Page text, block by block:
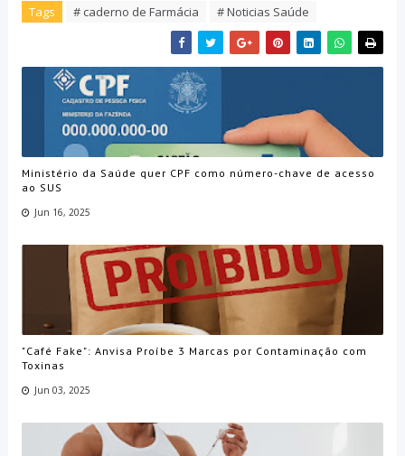
Tags # caderno de Farmácia # Noticias Saúde
Ministério da Saúde quer CPF como número-chave de acesso
ao SUS
Jun 16, 2025
"Café Fake": Anvisa Proíbe 3 Marcas por Contaminação com
Toxinas
Jun 03, 2025